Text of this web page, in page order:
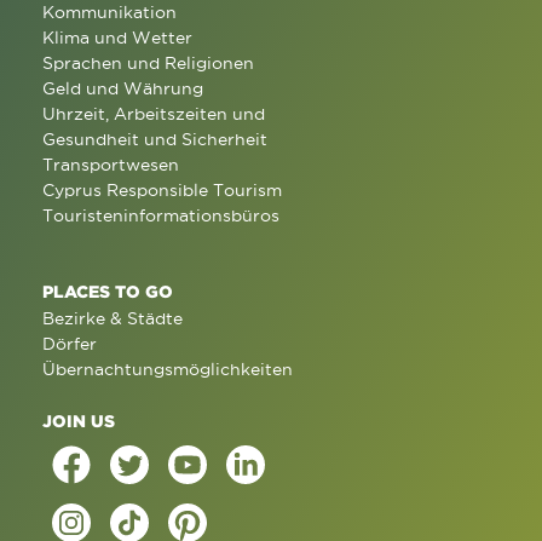
Kommunikation
Klima und Wetter
Sprachen und Religionen
Geld und Währung
Uhrzeit, Arbeitszeiten und
Gesundheit und Sicherheit
Transportwesen
Cyprus Responsible Tourism
Touristeninformationsbüros
PLACES TO GO
Bezirke & Städte
Dörfer
Übernachtungsmöglichkeiten
JOIN US